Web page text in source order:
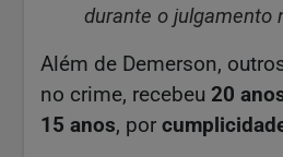
durante o julgamento
Além de Demerson,
no crime, recebeu 20
15 anos, por